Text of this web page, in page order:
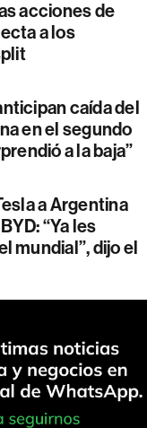
acciones de
a los
caída del
en el segundo
a la baja”
a Argentina
“Ya les
mundial”, dijo el